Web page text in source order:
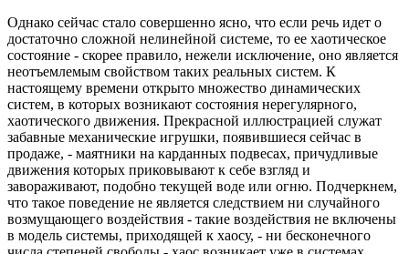
Однако сейчас стало совершенно ясно, что если речь идет о
достаточно сложной нелинейной системе, то ее хаотическое
состояние - скорее правило, нежели исключение, оно является
неотъемлемым свойством таких реальных систем. К
настоящему времени открыто множество динамических
систем, в которых возникают состояния нерегулярного,
хаотического движения. Прекрасной иллюстрацией служат
забавные механические игрушки, появившиеся сейчас в
продаже, - маятники на карданных подвесах, причудливые
движения которых приковывают к себе взгляд и
завораживают, подобно текущей воде или огню. Подчеркнем,
что такое поведение не является следствием ни случайного
возмущающего воздействия - такие воздействия не включены
в модель системы, приходящей к хаосу, - ни бесконечного